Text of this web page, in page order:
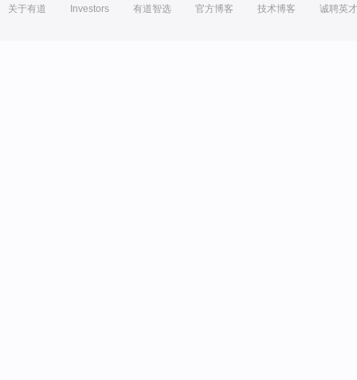
关于有道 Investors 有道智选 官方博客 技术博客 诚聘英才